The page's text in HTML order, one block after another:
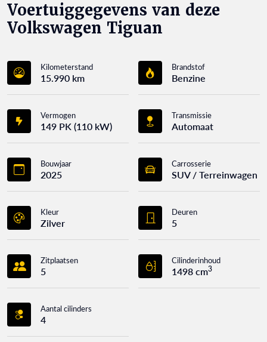
Voertuiggegevens van deze
Volkswagen Tiguan
Kilometerstand
15.990 km
Brandstof
Benzine
Vermogen
149 PK (110 kW)
Transmissie
Automaat
Bouwjaar
2025
Carrosserie
SUV / Terreinwagen
Kleur
Zilver
Deuren
5
Zitplaatsen
5
Cilinderinhoud
1498 cm3
Aantal cilinders
4